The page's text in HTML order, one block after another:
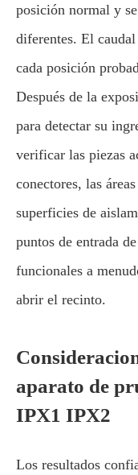
posición normal y
diferentes. El
cada posición
Después de la
para detectar su
verificar las piezas
conectores, las
superficies de
puntos de entrada
funcionales a
abrir el recinto.
aparato de
IPX1 IPX2
Los resultados